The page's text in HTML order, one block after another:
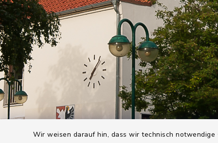
Wir weisen darauf hin, dass wir technisch